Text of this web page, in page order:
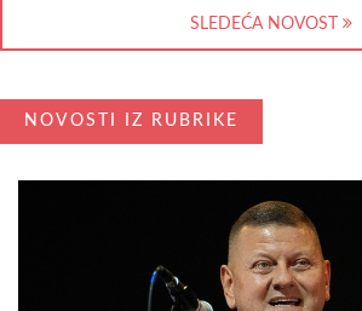
SLEDEĆA NOVOST
NOVOSTI IZ RUBRIKE